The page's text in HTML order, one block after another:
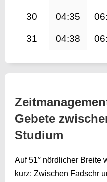
30 04:35
31 04:38
Gebete
Studium
Auf 51° nördlicher Breite
kurz: Zwischen Fadschr